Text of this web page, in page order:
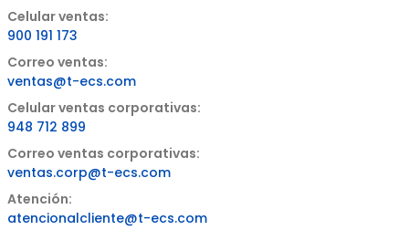
Celular ventas:
900 191 173
Correo ventas:
ventas@t-ecs.com
Celular ventas corporativas:
948 712 899
Correo ventas corporativas:
ventas.corp@t-ecs.com
Atención:
atencionalcliente@t-ecs.com